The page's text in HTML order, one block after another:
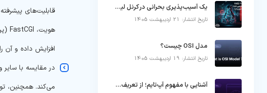
افزایش داده و آن
یک آسیب‌پذیری بحرانی در کرنل لینوکس که می‌تواند کنترل زیرساخت را در چند ثانیه از دست خارج کند
تاریخ انتشار: 21 اردیبهشت 1405
مدل OSI چیست؟
تاریخ انتشار: 19 اردیبهشت 1405
آشنایی با مفهوم آپ‌تایم؛ از تعریف تا دلایل قطعی سرور